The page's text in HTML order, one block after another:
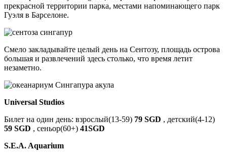
прекрасной территории парка, местами напоминающего парк
Гуэля в Барселоне.
Смело закладывайте целый день на Сентозу, площадь острова
большая и развлечений здесь столько, что время летит
незаметно.
Universal Studios
Билет на один день: взрослый(13-59) 79 SGD , детский(4-12)
59 SGD , сеньор(60+) 41SGD
S.E.A. Aquarium